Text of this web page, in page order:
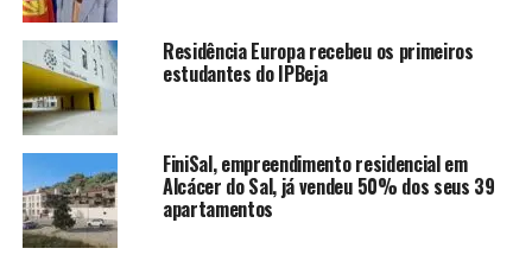
Residência Europa recebeu os primeiros
estudantes do IPBeja
FiniSal, empreendimento residencial em
Alcácer do Sal, já vendeu 50% dos seus 39
apartamentos